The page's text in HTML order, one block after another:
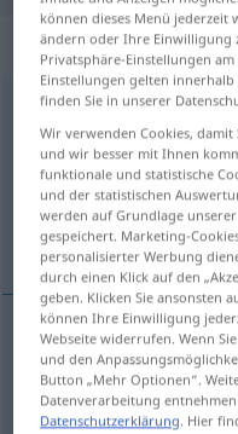
„offen“
offen
Übersicht aller
(Für mehr Details die
avoin, auki, avoin,
avoin,auki offen
avoin,avomielinen
können dieses Menü
ändern oder Ihre Einwilligung
Privatsphäre-Einstellungen
Einstellungen gelten
finden Sie in unserer
Wir verwenden Cookies, damit
und wir besser mit Ihnen
funktionale und statistische
und der statistischen
werden auf Grundlage
gespeichert. Marketing-
personalisierter Werbung
durch einen Klick auf den
geben. Klicken Sie ansonsten
können Ihre Einwilligung
Webseite widerrufen. Wenn
und den
Button „Mehr Optionen“.
Datenverarbeitung
Datenschutzerklärung. Hier